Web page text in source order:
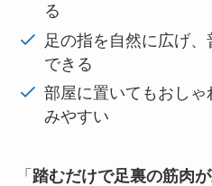
る
足の指を自然に広げ
できる
部屋に置いてもおし
みやすい
「 踏むだけで足裏の筋肉